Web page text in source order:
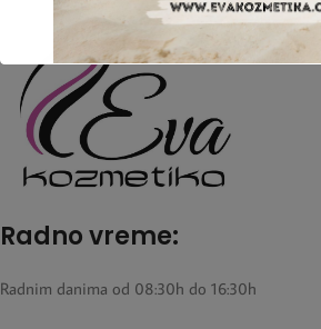
Radno vreme:
Radnim danima od 08:30h do 16:30h